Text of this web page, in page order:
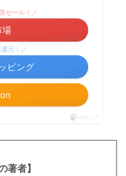
セール！／
場
元！／
ピング
ポチップ
著者】